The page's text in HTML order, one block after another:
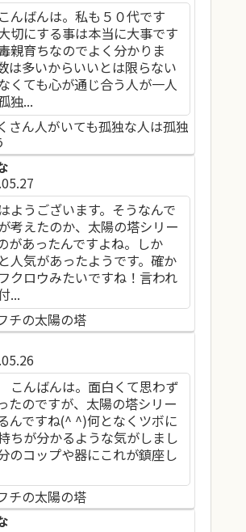
んばんは。私も５０代です
切にする事は本当に大事です
親育ちなのでよく分かりま
は多いからいいとは限らない
くても心が通じ合う人が一人
独...
さん人がいても孤独な人は孤独
ようございます。そうなんで
考えたのか、太陽の塔シリー
があったんですよね。しか
人気があったようです。確か
クロウみたいですね！言われ
...
チの太陽の塔
んばんは。面白くて思わず
たのですが、太陽の塔シリー
んですね(^ ^)何となくツボに
ちが分かるような気がしまし
のコップや器にこれが鎮座し
チの太陽の塔